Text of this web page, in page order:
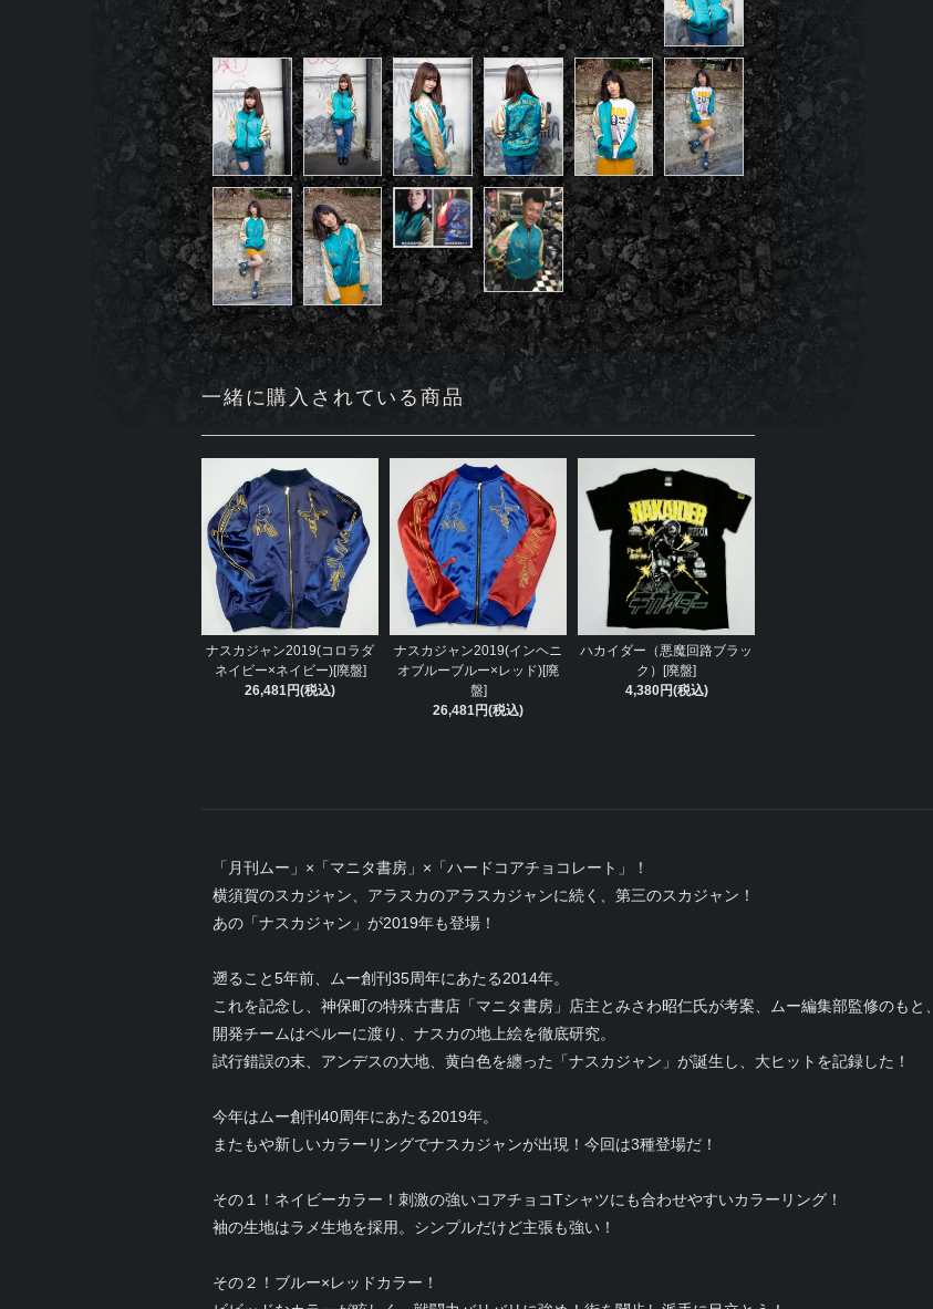
一緒に購入されている商品
ナスカジャン2019(コロラダ
ネイビー×ネイビー)[廃盤]
26,481円(税込)
ナスカジャン2019(インヘニ
オブルーブルー×レッド)[廃
盤]
26,481円(税込)
ハカイダー（悪魔回路ブラッ
ク）[廃盤]
4,380円(税込)
「月刊ムー」×「マニタ書房」×「ハードコアチョコレート」！
横須賀のスカジャン、アラスカのアラスカジャンに続く、第三のスカジャン！
あの「ナスカジャン」が2019年も登場！
遡ること5年前、ムー創刊35周年にあたる2014年。
これを記念し、神保町の特殊古書店「マニタ書房」店主とみさわ昭仁氏が考案、ムー編集部監修のもと、
開発チームはペルーに渡り、ナスカの地上絵を徹底研究。
試行錯誤の末、アンデスの大地、黄白色を纏った「ナスカジャン」が誕生し、大ヒットを記録した！
今年はムー創刊40周年にあたる2019年。
またもや新しいカラーリングでナスカジャンが出現！今回は3種登場だ！
その１！ネイビーカラー！刺激の強いコアチョコTシャツにも合わせやすいカラーリング！
袖の生地はラメ生地を採用。シンプルだけど主張も強い！
その２！ブルー×レッドカラー！